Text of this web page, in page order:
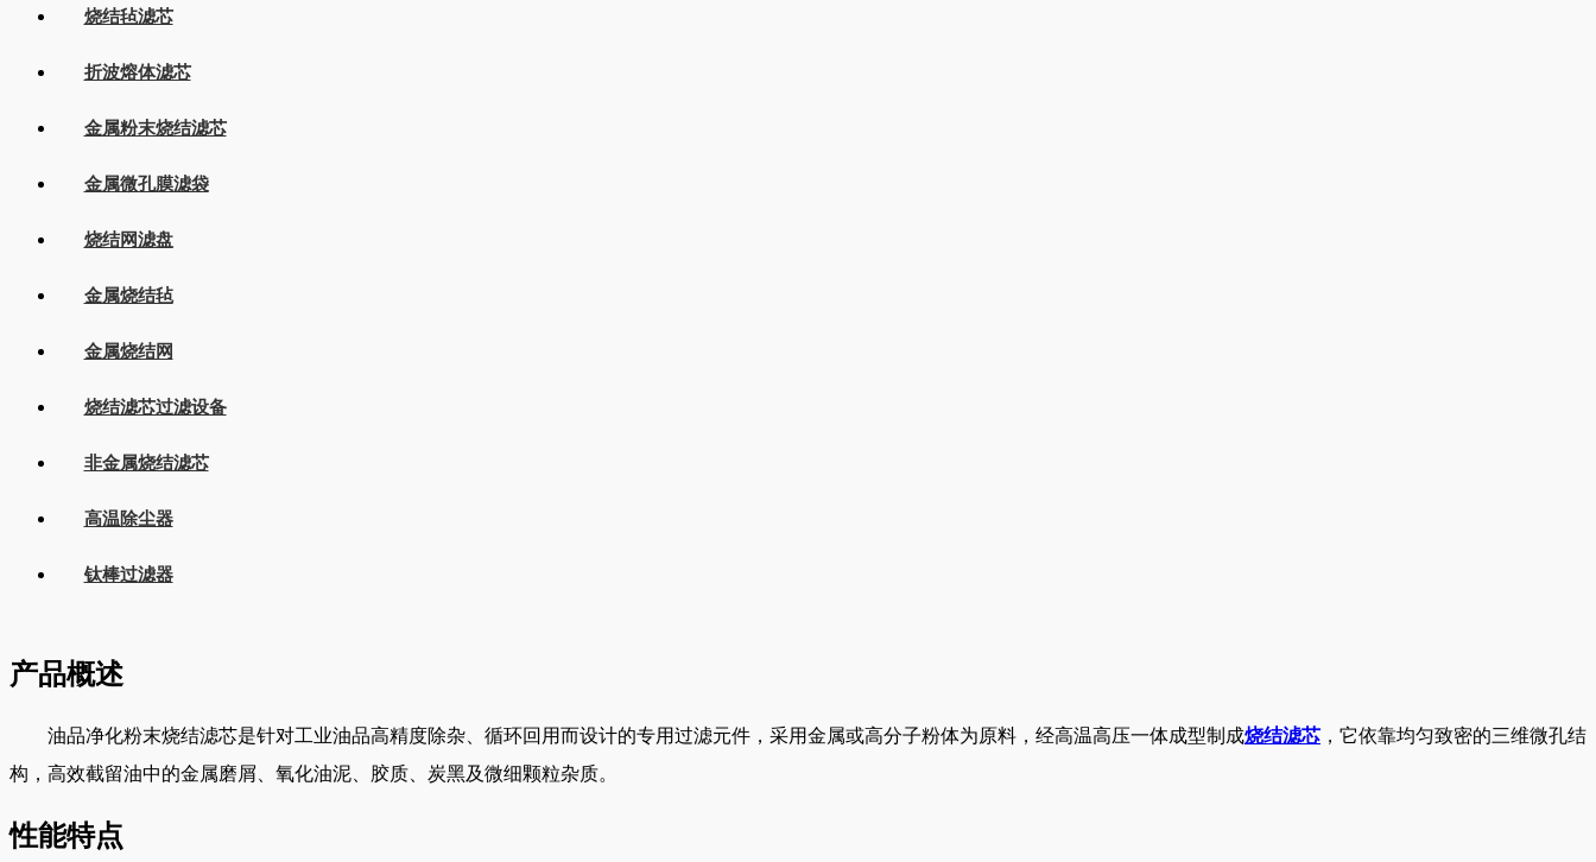
烧结毡滤芯
折波熔体滤芯
金属粉末烧结滤芯
金属微孔膜滤袋
烧结网滤盘
金属烧结毡
金属烧结网
烧结滤芯过滤设备
非金属烧结滤芯
高温除尘器
钛棒过滤器
产品概述
油品净化粉末烧结滤芯是针对工业油品高精度除杂、循环回用而设计的专用过滤元件，采用金属或高分子粉体为原料，经高温高压一体成型制成烧结滤芯 ，它依靠均匀致密的三维微孔结
构，高效截留油中的金属磨屑、氧化油泥、胶质、炭黑及微细颗粒杂质。
性能特点